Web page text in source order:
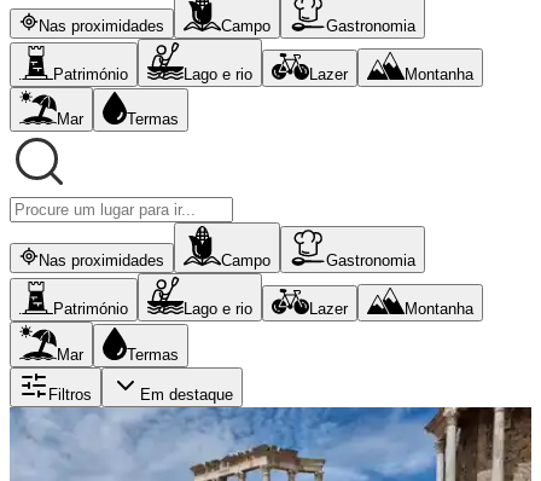
Nas proximidades Campo Gastronomia
Património Lago e rio Lazer Montanha
Mar Termas
Nas proximidades Campo Gastronomia
Património Lago e rio Lazer Montanha
Mar Termas
Filtros Em destaque